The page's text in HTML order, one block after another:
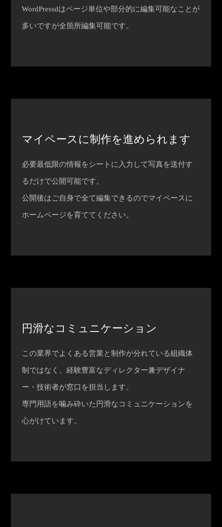
WordPressdはページ単位や部分的に編集可能なことが
多いですが全箇所編集可能です。
マイペースに制作を進められます
必要最低限の情報をシートに入力して写真を送付す
るだけで公開可能です。
公開後はご自身で全て編集できるのでマイペースに
ホームページを育ててください。
円滑なコミュニケーション
この業界でよくある営業と制作が分れている組織体
制ではなく、経験豊富なディレクター兼デザイナ
ー・技術者が窓口を担当します。
専門用語を噛み砕いた円滑なコミュニケーションを
心がけています。